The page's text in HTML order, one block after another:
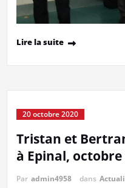
Lire la suite
20 octobre 2020
Tristan et
à Epinal, octobre
Par admin4958 dans